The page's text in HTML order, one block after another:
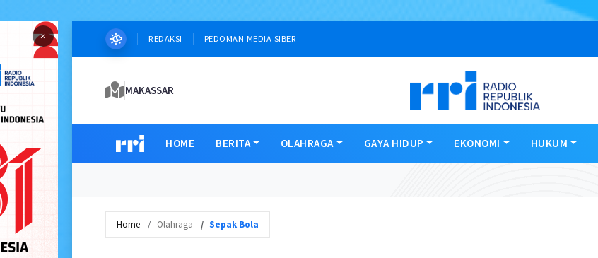
× REDAKSI PEDOMAN MEDIA SIBER
MAKASSAR
HOME BERITA OLAHRAGA GAYA HIDUP EKONOMI HUKUM
Home Olahraga Sepak Bola